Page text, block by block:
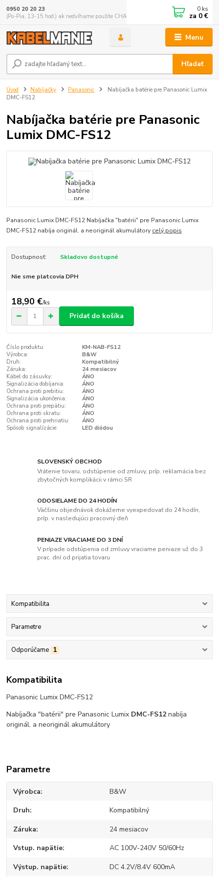
Menu
Hľadať
0950 20 20 23
(Po-Pia, 13-15 hod.) ak nedvíhame použite CHATBOX
0 ks
za 0 €
Úvod Nabíjačky Panasonic
Nabíjačka batérie pre Panasonic Lumix
DMC-FS12
Nabíjačka batérie pre Panasonic
Lumix DMC-FS12
Panasonic Lumix DMC-FS12 Nabíjačka "batérii" pre Panasonic Lumix
DMC-FS12 nabíja originál. a neoriginál akumulátory celý popis
Dostupnosť: Skladovo dostupné
Nie sme platcovia DPH
18,90 €/ks
Pridať do košíka
Číslo produktu:
KM-NAB-FS12
Výrobca:
B&W
Druh:
Kompatibilný
Záruka:
24 mesiacov
Kábel do zásuvky:
ÁNO
Signalizácia dobíjania:
ÁNO
Ochrana proti prebitiu:
ÁNO
Signalizácia ukončenia:
ÁNO
Ochrana proti prepätiu:
ÁNO
Ochrana proti skratu:
ÁNO
Ochrana proti prehriatiu:
ÁNO
Spôsob signalízácie:
LED diódou
SLOVENSKÝ OBCHOD
Vrátenie tovaru, odstúpenie od zmluvy, príp. reklamácia bez
zbytočných komplikácii v rámci SR
ODOSIELAME DO 24 HODÍN
Väčšinu objednávok dokážeme vyexpedovať do 24 hodín,
príp. v nasledujúci pracovný deň
PENIAZE VRACIAME DO 3 DNÍ
V prípade odstúpenia od zmluvy vraciame peniaze už do 3
prac. dní od prijatia tovaru
Kompatibilita
Parametre
Odporúčame 1
Kompatibilita
Panasonic Lumix DMC-FS12
Nabíjačka "batérii" pre Panasonic Lumix DMC-FS12 nabíja
originál. a neoriginál akumulátory
Parametre
Výrobca B&W
Druh Kompatibilný
Záruka 24 mesiacov
Vstup. napätie AC 100V-240V 50/60Hz
Výstup. napätie DC 4.2V/8.4V 600mA